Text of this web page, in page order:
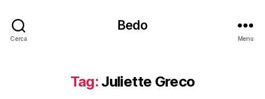
Cerca
Bedo
Menu
Tag: Juliette Greco